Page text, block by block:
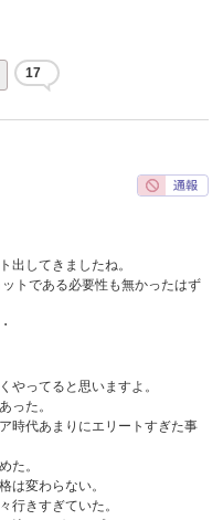
17
出してきましたね。
トである必要性も無かったはず
やってると思いますよ。
った。
時代あまりにエリートすぎた事
た。
は変わらない。
行きすぎていた。